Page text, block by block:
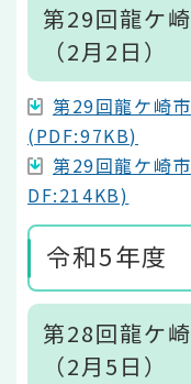
第29回龍ケ
（2月2日）
第29回龍ケ崎
(PDF:97KB)
第29回龍ケ崎
DF:214KB)
令和5年度
第28回龍ケ
（2月5日）